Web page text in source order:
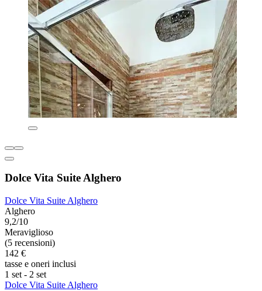
Dolce Vita Suite Alghero
Dolce Vita Suite Alghero
Alghero
9,2/10
Meraviglioso
(5 recensioni)
142 €
tasse e oneri inclusi
1 set - 2 set
Dolce Vita Suite Alghero